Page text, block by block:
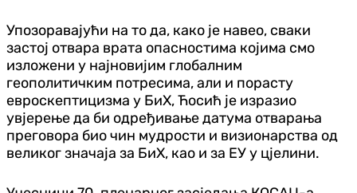
Упозоравајући на то да, како је навео, сваки
застој отвара врата опасностима којима смо
изложени у најновијим глобалним
геополитичким потресима, али и порасту
евроскептицизма у БиХ, Ћосић је изразио
увјерење да би одређивање датума отварања
преговора био чин мудрости и визионарства од
великог значаја за БиХ, као и за ЕУ у цјелини.